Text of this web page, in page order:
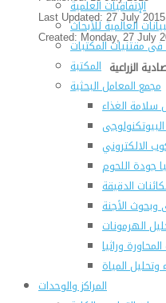
الإتفاقيات العلمية
العالمية للأبحاث
فى مقتنيات المكتبات
المكتبة
مجمع المعامل البحثية
الغذاء
الالكتروني
جودة اللحوم
الدقيقة
وبحوث الأجنة
الهرمونات
وراثيا
وتحليل المياة
المراكز والوحدات
Last Updated: 27 July 2015
Created: Monday, 27 July
الزراعية